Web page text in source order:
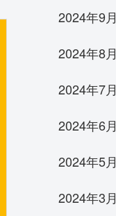
2024年9月
2024年8月
2024年7月
2024年6月
2024年5月
2024年3月